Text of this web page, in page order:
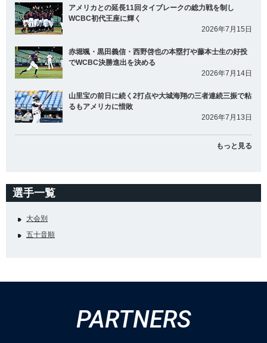
アメリカとの延長11回タイブレークの総力戦を制し
WCBC初代王座に輝く
2026年7月15日
赤堀颯・黒田義信・西野啓也の本塁打や藤本士生の好投
でWCBC決勝進出を決める
2026年7月14日
山里宝の前日に続く2打点や大城海翔の三者連続三振で粘
るもアメリカに惜敗
2026年7月13日
もっと見る
選手一覧
大会別
五十音順
PARTNERS